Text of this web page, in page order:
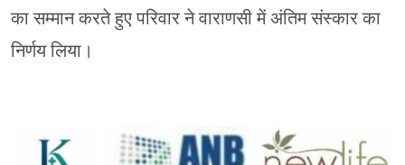
का सम्मान करते हुए परिवार ने वाराणसी में अंतिम संस्कार का
निर्णय लिया।